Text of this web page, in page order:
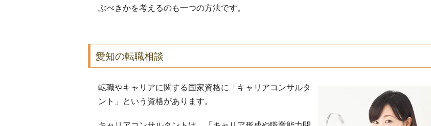
ぶべきかを考えるのも一つの方法です。
愛知の転職相談
転職やキャリアに関する国家資格に「キャリアコンサルタ
ント」という資格があります。